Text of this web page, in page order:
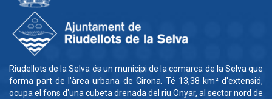
Riudellots de la Selva és un municipi de la comarca de la Selva que
forma part de l'àrea urbana de Girona. Té 13,38 km² d'extensió,
ocupa el fons d'una cubeta drenada del riu Onyar, al sector nord de